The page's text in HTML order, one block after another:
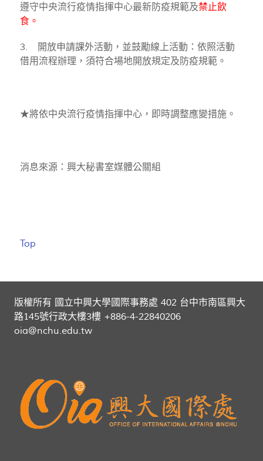
遵守中央流行疫情指揮中心最新防疫規範及禁止飲
食。
3. 開放申請課外活動，並鼓勵線上活動：依照活動
借用流程辦理，須符合場地開放規定及防疫規範。
★將依中央流行疫情指揮中心，即時調整應變措施。
消息來源：興大秘書室媒體公關組
Top
版權所有 國立中興大學國際事務處 402 台中市南區興大
路145號行政大樓3樓 +886-4-22840206
oia@nchu.edu.tw